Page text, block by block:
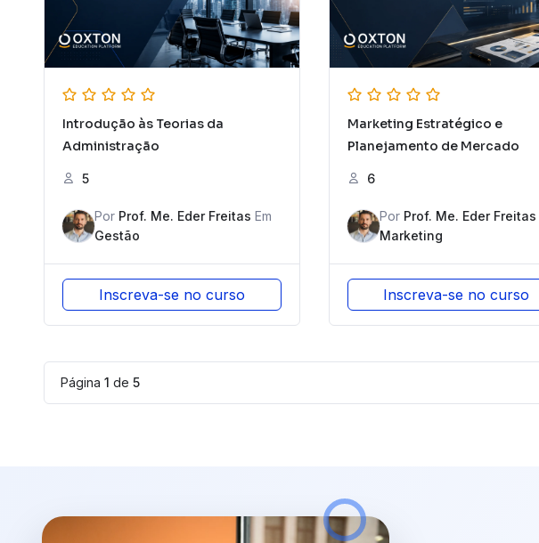
Introdução às Teorias da
Administração
5
Por Prof. Me. Eder Freitas Em
Gestão
Inscreva-se no curso
Marketing Estratégico e
Planejamento de Mercado
6
Por Prof. Me. Eder Freitas
Marketing
Inscreva-se no curso
Página 1 de 5